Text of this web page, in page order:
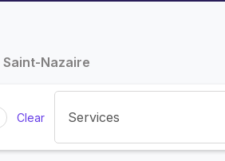
Saint-Nazaire
Clear